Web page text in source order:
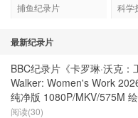
捕鱼纪录片
科学
最新纪录片
BBC纪录片《卡罗琳·沃克
Walker: Women's Work
纯净版 1080P/MKV/575M
阅读(30)